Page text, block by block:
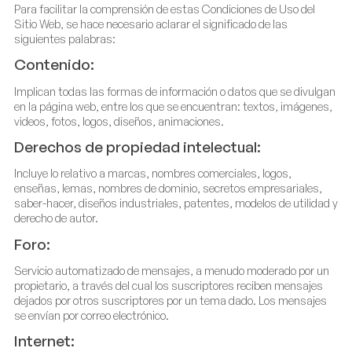
Para facilitar la comprensión de estas Condiciones de Uso del
Sitio Web, se hace necesario aclarar el significado de las
siguientes palabras:
Contenido:
Implican todas las formas de información o datos que se divulgan
en la página web, entre los que se encuentran: textos, imágenes,
videos, fotos, logos, diseños, animaciones.
Derechos de propiedad intelectual:
Incluye lo relativo a marcas, nombres comerciales, logos,
enseñas, lemas, nombres de dominio, secretos empresariales,
saber-hacer, diseños industriales, patentes, modelos de utilidad y
derecho de autor.
Foro:
Servicio automatizado de mensajes, a menudo moderado por un
propietario, a través del cual los suscriptores reciben mensajes
dejados por otros suscriptores por un tema dado. Los mensajes
se envían por correo electrónico.
Internet: